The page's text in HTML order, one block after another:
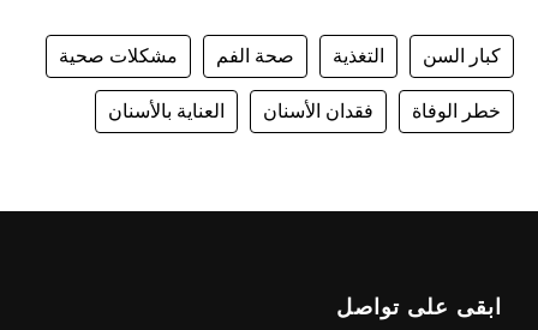
كبار السن التغذية صحة الفم مشكلات صحية
خطر الوفاة فقدان الأسنان العناية بالأسنان
ابقى على تواصل